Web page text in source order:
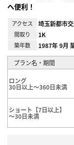
へ便利！
アクセス 埼玉新都市
間取り 1K
築年数 1987年 9月
プラン名・期間
ロング
30日以上～360日未満
ショート【7日以上】
～30日未満